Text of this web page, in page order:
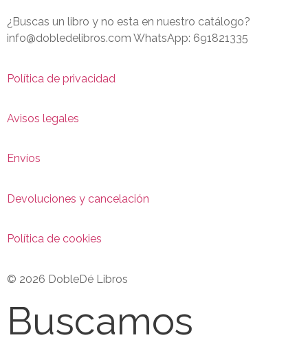
¿Buscas un libro y no esta en nuestro catálogo?
info@dobledelibros.com WhatsApp: 691821335
Política de privacidad
Avisos legales
Envíos
Devoluciones y cancelación
Política de cookies
© 2026 DobleDé Libros
Buscamos